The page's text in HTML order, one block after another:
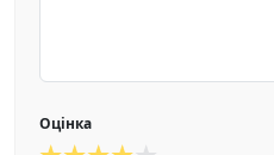
Оцінка